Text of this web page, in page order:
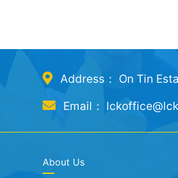
Address： On Tin
Email：
About Us